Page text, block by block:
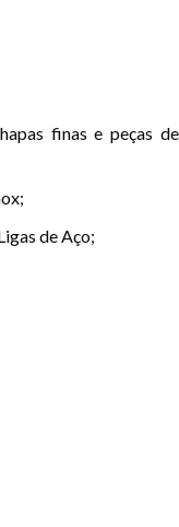
finas e peças de
de Aço;